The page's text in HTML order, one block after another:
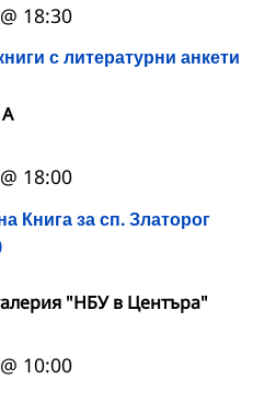
с литературни анкети
18:30
Книга за сп. Златорог
18:00
"НБУ в Центъра"
10:00